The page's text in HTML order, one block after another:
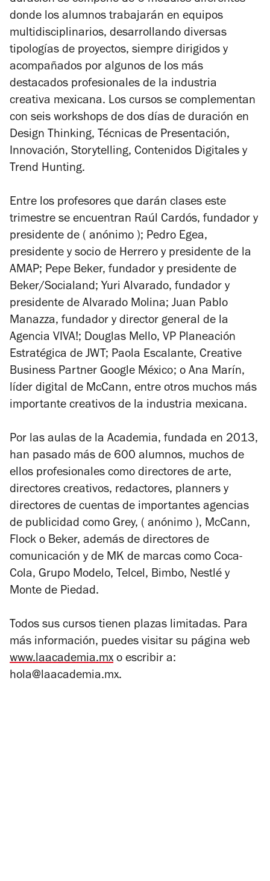
donde los alumnos trabajarán en equipos
multidisciplinarios, desarrollando diversas
tipologías de proyectos, siempre dirigidos y
acompañados por algunos de los más
destacados profesionales de la industria
creativa mexicana. Los cursos se complementan
con seis workshops de dos días de duración en
Design Thinking, Técnicas de Presentación,
Innovación, Storytelling, Contenidos Digitales y
Trend Hunting.
Entre los profesores que darán clases este
trimestre se encuentran Raúl Cardós, fundador y
presidente de ( anónimo ); Pedro Egea,
presidente y socio de Herrero y presidente de la
AMAP; Pepe Beker, fundador y presidente de
Beker/Socialand; Yuri Alvarado, fundador y
presidente de Alvarado Molina; Juan Pablo
Manazza, fundador y director general de la
Agencia VIVA!; Douglas Mello, VP Planeación
Estratégica de JWT; Paola Escalante, Creative
Business Partner Google México; o Ana Marín,
líder digital de McCann, entre otros muchos más
importante creativos de la industria mexicana.
Por las aulas de la Academia, fundada en 2013,
han pasado más de 600 alumnos, muchos de
ellos profesionales como directores de arte,
directores creativos, redactores, planners y
directores de cuentas de importantes agencias
de publicidad como Grey, ( anónimo ), McCann,
Flock o Beker, además de directores de
comunicación y de MK de marcas como Coca-
Cola, Grupo Modelo, Telcel, Bimbo, Nestlé y
Monte de Piedad.
Todos sus cursos tienen plazas limitadas. Para
más información, puedes visitar su página web
www.laacademia.mxo escribir a:
hola@laacademia.mx.